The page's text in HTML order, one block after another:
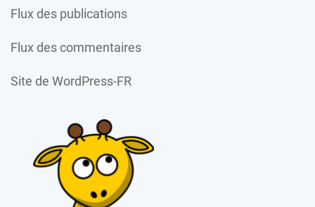
Flux des publications
Flux des commentaires
Site de WordPress-FR